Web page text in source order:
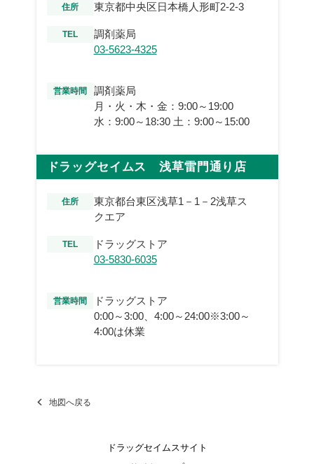
住所 東京都中央区日本橋人形町2-2-3
TEL
調剤薬局
03-5623-4325
営業時間
調剤薬局
月・火・木・金：9:00～19:00
水：9:00～18:30 土：9:00～15:00
ドラッグセイムス 浅草雷門通り店
住所
東京都台東区浅草1－1－2浅草ス
クエア
TEL
ドラッグストア
03-5830-6035
営業時間
ドラッグストア
0:00～3:00、4:00～24:00※3:00～
4:00は休業
地図へ戻る
ドラッグセイムスサイト